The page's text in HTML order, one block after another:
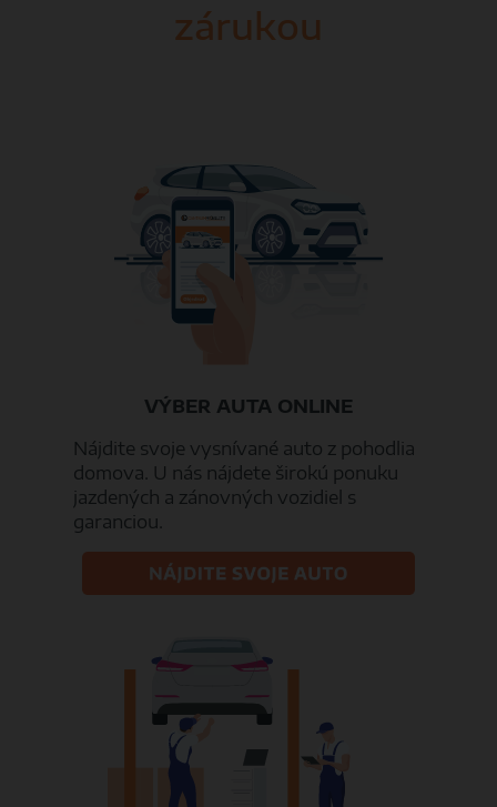
zárukou
VÝBER AUTA ONLINE
Nájdite svoje vysnívané auto z pohodlia
domova. U nás nájdete širokú ponuku
jazdených a zánovných vozidiel s
garanciou.